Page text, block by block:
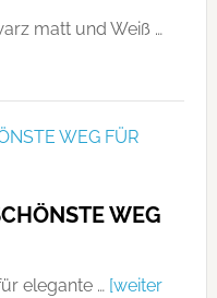
matt und Weiß …
WEG
elegante … [weiter